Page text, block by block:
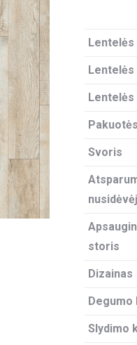
Lentelės
Lentelės
Svoris
storis
Dizainas
Degumo
Slydimo